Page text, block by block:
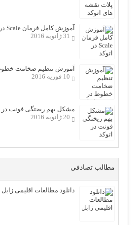
آموزش کامل فرمان Scale در اتوکد
31 ژانویه 2016
آموزش تنظیم ضخامت
10 فوریه 2016
مشکل بهم ریختگی فونت در
20 ژانویه 2016
مطالب تصادفی
دانلود مطالعات اقلیمی زابل